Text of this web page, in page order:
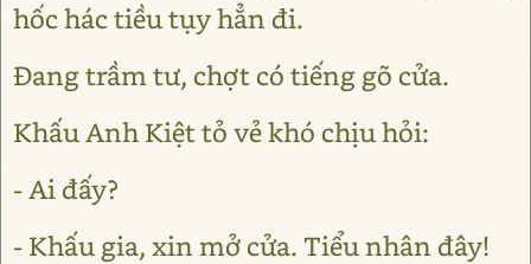
hốc hác tiều tụy hẳn đi.
Đang trầm tư, chợt có tiếng gõ cửa.
Khấu Anh Kiệt tỏ vẻ khó chịu hỏi:
- Ai đấy?
- Khấu gia, xin mở cửa. Tiểu nhân đây!